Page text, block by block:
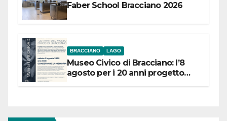
Faber School Bracciano 2026
BRACCIANO LAGO
Museo Civico di Bracciano: l’8
agosto per i 20 anni progetto